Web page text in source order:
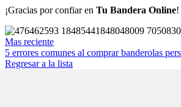
¡Gracias por confiar en Tu Bandera Online!
Mas reciente
5 errores comunes al comprar banderolas
Regresar a la lista